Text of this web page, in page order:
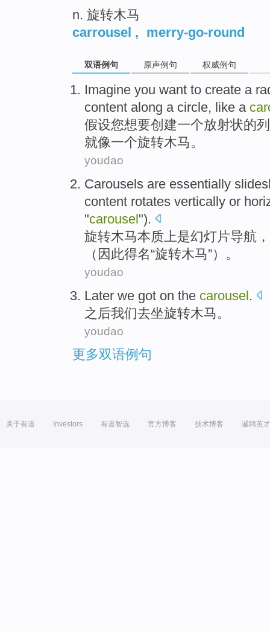
n. 旋转木马
carrousel , merry-go-round
双语例句 原声例句 权威例句
Imagine you want to create a
content along a circle, like a
假设您想要创建一个放射状的
就像一个旋转木马。
youdao
Carousels are essentially
content rotates vertically or
"carousel").
旋转木马本质上是幻灯片导航 ，
（ 因此得名“旋转木马”）。
youdao
Later we got on the carousel.
之后我们去坐旋转木马。
youdao
更多双语例句
关于有道 Investors 有道智选 官方博客 技术博客 诚聘英才